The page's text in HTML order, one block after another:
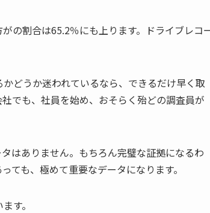
の割合は65.2％にも上ります。ドライブレコ
どうか迷われているなら、できるだけ早く取
でも、社員を始め、おそらく殆どの調査員が
はありません。もちろん完璧な証拠になるわ
ても、極めて重要なデータになります。
す。